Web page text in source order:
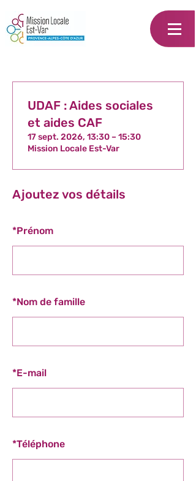
Ajoutez vos détails
*Prénom
*Nom de famille
*E-mail
*Téléphone
UDAF : Aides sociales
et aides CAF
17 sept. 2026, 13:30 – 15:30
Mission Locale Est-Var